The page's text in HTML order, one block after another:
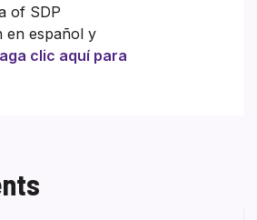
of SDP
en español y
clic aquí para